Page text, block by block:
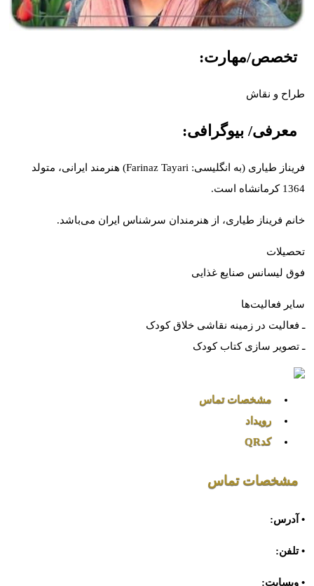
تخصص/مهارت:
طراح و نقاش
معرفی/ بیوگرافی:
فریناز طیاری (به انگلیسی: Farinaz Tayari) هنرمند ایرانی، متولد
1364 کرمانشاه است.
خانم فریناز طیاری، از هنرمندان سرشناس ایران می‌باشد.
تحصیلات
فوق لیسانس صنایع غذایی
سایر فعالیت‌ها
ـ فعالیت در زمینه نقاشی خلاق کودک
ـ تصویر سازی کتاب کودک
مشخصات تماس
رویداد
کدQR
مشخصات تماس
• آدرس:
• تلفن:
• وبسایت: